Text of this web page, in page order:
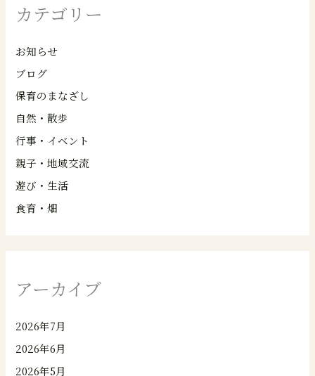
カテゴリー
お知らせ
ブログ
保育のまなざし
自然・散歩
行事・イベント
親子・地域交流
遊び・生活
食育・畑
アーカイブ
2026年7月
2026年6月
2026年5月